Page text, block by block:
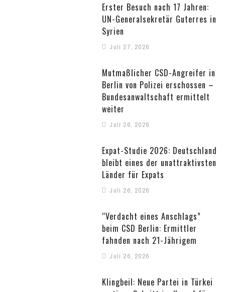
Erster Besuch nach 17 Jahren:
UN-Generalsekretär Guterres in
Syrien
Juli 27, 2026
Mutmaßlicher CSD-Angreifer in
Berlin von Polizei erschossen –
Bundesanwaltschaft ermittelt
weiter
Juli 26, 2026
Expat-Studie 2026: Deutschland
bleibt eines der unattraktivsten
Länder für Expats
Juli 26, 2026
“Verdacht eines Anschlags”
beim CSD Berlin: Ermittler
fahnden nach 21-Jährigem
Juli 26, 2026
Klingbeil: Neue Partei in Türkei